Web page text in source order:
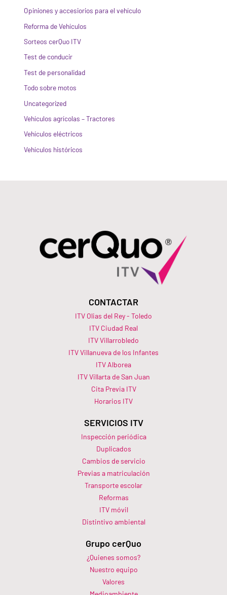
Opiniones y accesiorios para el vehículo
Reforma de Vehículos
Sorteos cerQuo ITV
Test de conducir
Test de personalidad
Todo sobre motos
Uncategorized
Vehículos agrícolas – Tractores
Vehículos eléctricos
Vehículos históricos
CONTACTAR
ITV Olias del Rey - Toledo
ITV Ciudad Real
ITV Villarrobledo
ITV Villanueva de los Infantes
ITV Alborea
ITV Villarta de San Juan
Cita Previa ITV
Horarios ITV​
SERVICIOS ITV
Inspección periódica
Duplicados
Cambios de servicio
Previas a matriculación
Transporte escolar
Reformas
ITV móvil
Distintivo ambiental
Grupo cerQuo
¿Quienes somos?
Nuestro equipo
Valores